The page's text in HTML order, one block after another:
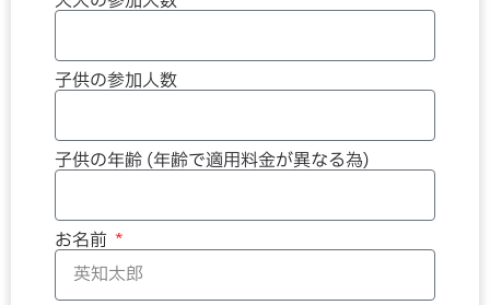
子供の参加人数
子供の年齢 (年齢で適用料金が異なる為)
お名前